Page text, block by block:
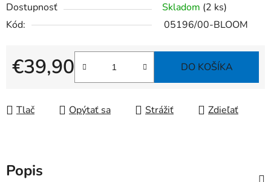
Dostupnosť Skladom (2 ks)
Kód:
05196/00-BLOOM
€39,90
Jednotková cena:
DO KOŠÍKA
Tlač Opýtať sa Strážiť Zdieľať
Popis